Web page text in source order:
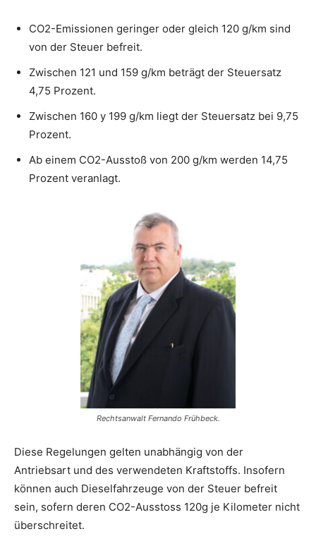
CO2-Emissionen geringer oder gleich 120 g/km sind
von der Steuer befreit.
Zwischen 121 und 159 g/km beträgt der Steuersatz
4,75 Prozent.
Zwischen 160 y 199 g/km liegt der Steuersatz bei 9,75
Prozent.
Ab einem CO2-Ausstoß von 200 g/km werden 14,75
Prozent veranlagt.
Rechtsanwalt Fernando Frühbeck.
Diese Regelungen gelten unabhängig von der
Antriebsart und des verwendeten Kraftstoffs. Insofern
können auch Dieselfahrzeuge von der Steuer befreit
sein, sofern deren CO2-Ausstoss 120g je Kilometer nicht
überschreitet.